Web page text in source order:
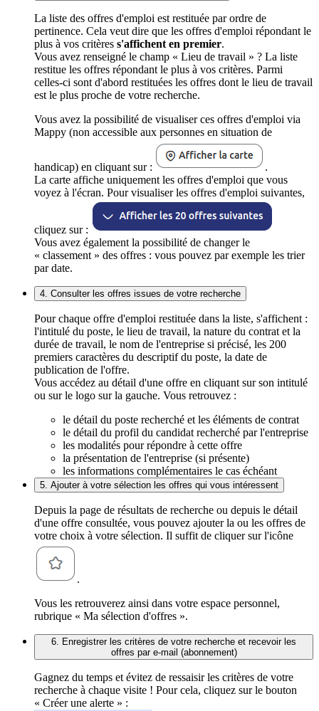
La liste des offres d'emploi est restituée par ordre de
pertinence. Cela veut dire que les offres d'emploi répondant le
plus à vos critères s'affichent en premier.
Vous avez renseigné le champ « Lieu de travail » ? La liste
restitue les offres répondant le plus à vos critères. Parmi
celles-ci sont d'abord restituées les offres dont le lieu de travail
est le plus proche de votre recherche.
Vous avez la possibilité de visualiser ces offres d'emploi via
Mappy (non accessible aux personnes en situation de
handicap) en cliquant sur :
.
La carte affiche uniquement les offres d'emploi que vous
voyez à l'écran. Pour visualiser les offres d'emploi suivantes,
cliquez sur :
Vous avez également la possibilité de changer le
« classement » des offres : vous pouvez par exemple les trier
par date.
4. Consulter les offres issues de votre recherche
Pour chaque offre d'emploi restituée dans la liste, s'affichent :
l'intitulé du poste, le lieu de travail, la nature du contrat et la
durée de travail, le nom de l'entreprise si précisé, les 200
premiers caractères du descriptif du poste, la date de
publication de l'offre.
Vous accédez au détail d'une offre en cliquant sur son intitulé
ou sur le logo sur la gauche. Vous retrouvez :
le détail du poste recherché et les éléments de contrat
le détail du profil du candidat recherché par l'entreprise
les modalités pour répondre à cette offre
la présentation de l'entreprise (si présente)
les informations complémentaires le cas échéant
5. Ajouter à votre sélection les offres qui vous intéressent
Depuis la page de résultats de recherche ou depuis le détail
d'une offre consultée, vous pouvez ajouter la ou les offres de
votre choix à votre sélection. Il suffit de cliquer sur l'icône
.
Vous les retrouverez ainsi dans votre espace personnel,
rubrique « Ma sélection d'offres ».
6. Enregistrer les critères de votre recherche et recevoir les
offres par e-mail (abonnement)
Gagnez du temps et évitez de ressaisir les critères de votre
recherche à chaque visite ! Pour cela, cliquez sur le bouton
« Créer une alerte » :